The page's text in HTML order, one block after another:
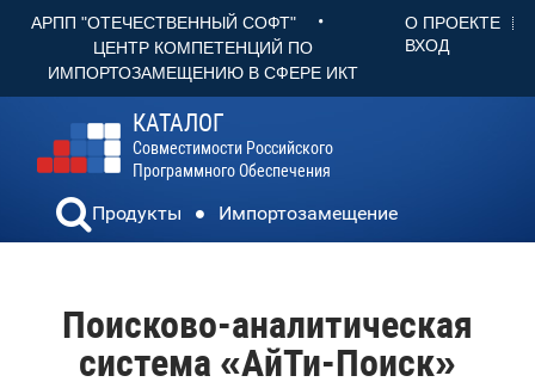
АРПП "ОТЕЧЕСТВЕННЫЙ СОФТ" •
ЦЕНТР КОМПЕТЕНЦИЙ ПО
ИМПОРТОЗАМЕЩЕНИЮ В СФЕРЕ ИКТ
О ПРОЕКТЕ
ВХОД
КАТАЛОГ
Совместимости Российского
Программного Обеспечения
Продукты Импортозамещение
Поисково-аналитическая
система «АйТи-Поиск»